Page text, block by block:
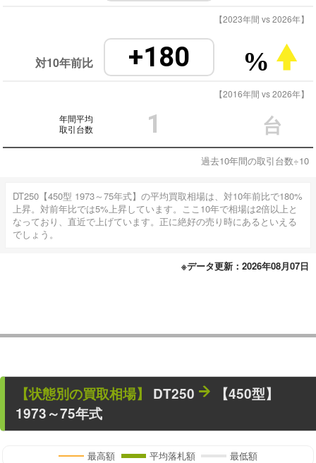
【2023年間 vs 2026年】
対10年前比 +180 %
【2016年間 vs 2026年】
年間平均
取引台数
1 台
過去10年間の取引台数÷10
DT250【450型 1973～75年式】の平均買取相場は、対10年前比で180%
上昇。対前年比では5%上昇しています。ここ10年で相場は2倍以上と
なっており、直近で上げています。正に絶好の売り時にあるといえる
でしょう。
※データ更新：2026年08月07日
【状態別の買取相場】 DT250
【450型】
1973～75年式
最高額 平均落札額 最低額